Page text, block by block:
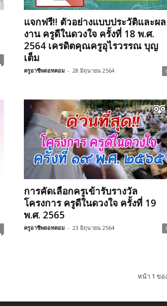
แจกฟรี!! ตัวอย่างแบบประวัติและผล
งาน ครูดีในดวงใจ ครั้งที่ 18 พ.ศ.
2564 เครดิตคุณครูอุไรวรรณ บุญ
เต็ม
ครูอาชีพดอทคอม - 28 มิถุนายน 2564
การคัดเลือกครูเข้ารับรางวัล
โครงการ ครูดีในดวงใจ ครั้งที่ 19
พ.ศ. 2565
ครูอาชีพดอทคอม - 23 มิถุนายน 2564
หน้า 1 ขอ